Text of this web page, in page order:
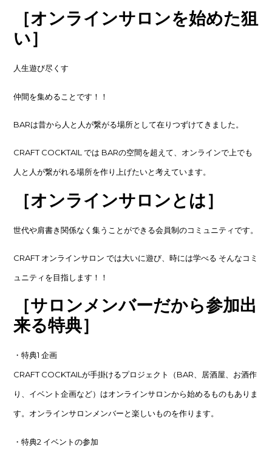
［オンラインサロンを始めた狙
い］
人生遊び尽くす
仲間を集めることです！！
BARは昔から人と人が繋がる場所として在りつずけてきました。
CRAFT COCKTAIL では BARの空間を超えて、オンラインで上でも
人と人が繋がれる場所を作り上げたいと考えています。
［オンラインサロンとは］
世代や肩書き関係なく集うことができる会員制のコミュニティです。
CRAFT オンラインサロン では大いに遊び、時には学べる そんなコミ
ュニティを目指します！！
［サロンメンバーだから参加出
来る特典］
・特典1 企画
CRAFT COCKTAILが手掛けるプロジェクト（BAR、居酒屋、お酒作
り、イベント企画など）はオンラインサロンから始めるものもありま
す。オンラインサロンメンバーと楽しいものを作ります。
・特典2 イベントの参加